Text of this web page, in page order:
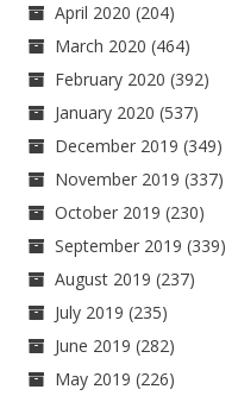
April 2020 (204)
March 2020 (464)
February 2020 (392)
January 2020 (537)
December 2019 (349)
November 2019 (337)
October 2019 (230)
September 2019 (339)
August 2019 (237)
July 2019 (235)
June 2019 (282)
May 2019 (226)